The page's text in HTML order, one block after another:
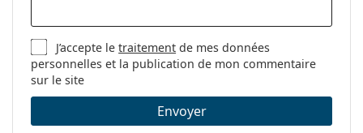
J’accepte letraitement de mes données
personnelles et la publication de mon commentaire
sur le site
Envoyer